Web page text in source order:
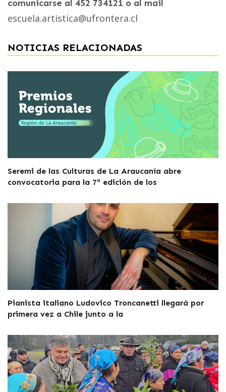
comunicarse al 452 734121 o al mail
escuela.artistica@ufrontera.cl
NOTICIAS RELACIONADAS
Seremi de las Culturas de La Araucanía abre
convocatoria para la 7ª edición de los
Pianista italiano Ludovico Troncanetti llegará por
primera vez a Chile junto a la